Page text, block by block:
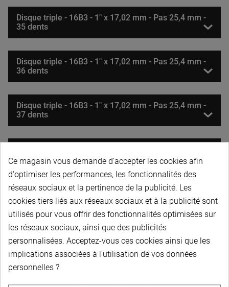
Disque triple - 16B3 - 1" x 17,02 mm - Pas 25,4 mm -
35 dents
Disque triple - 16B3 - 1" x 17,02 mm - Pas 25,4 mm -
36 dents
Disque triple - 16B3 - 1" x 17,02 mm - Pas 25,4 mm -
37 dents
38 dents - DESTOCK
Disque triple - 16B3 - 1" x 17,02 mm - Pas 25,4 mm -
39 dents
Disque triple - 16B3 - 1" x 17,02 mm - Pas 25,4 mm -
40 dents
Ce magasin vous demande d'accepter les cookies afin
d'optimiser les performances, les fonctionnalités des
réseaux sociaux et la pertinence de la publicité. Les
cookies tiers liés aux réseaux sociaux et à la publicité sont
utilisés pour vous offrir des fonctionnalités optimisées sur
les réseaux sociaux, ainsi que des publicités
personnalisées. Acceptez-vous ces cookies ainsi que les
implications associées à l'utilisation de vos données
personnelles ?